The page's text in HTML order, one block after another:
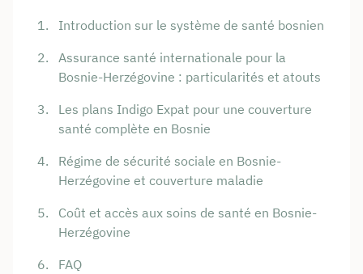
Introduction sur le système de santé bosnien
Assurance santé internationale pour la
Bosnie-Herzégovine : particularités et atouts
Les plans Indigo Expat pour une couverture
santé complète en Bosnie
Régime de sécurité sociale en Bosnie-
Herzégovine et couverture maladie
Coût et accès aux soins de santé en Bosnie-
Herzégovine
FAQ